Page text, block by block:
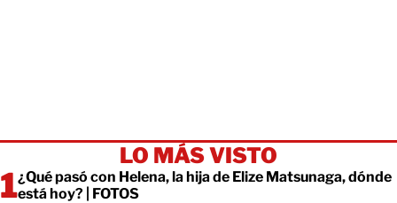
LO MÁS VISTO
¿Qué pasó con Helena, la hija de Elize Matsunaga, dónde
está hoy? | FOTOS